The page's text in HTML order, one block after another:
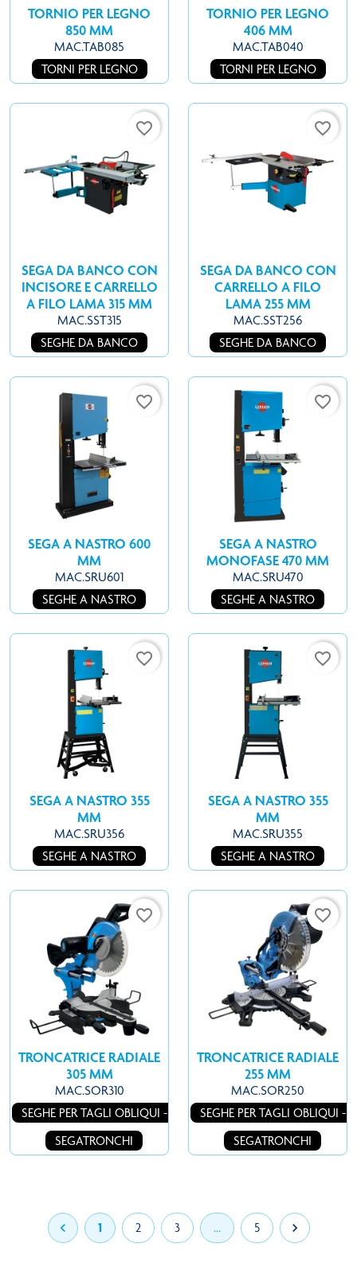
TORNIO PER LEGNO
850 MM
MAC.TAB085
TORNI PER LEGNO
TORNIO PER LEGNO
406 MM
MAC.TAB040
TORNI PER LEGNO
favorite_border
SEGA DA BANCO CON
INCISORE E CARRELLO
A FILO LAMA 315 MM
MAC.SST315
SEGHE DA BANCO
favorite_border
SEGA DA BANCO CON
CARRELLO A FILO
LAMA 255 MM
MAC.SST256
SEGHE DA BANCO
favorite_border
SEGA A NASTRO 600
MM
MAC.SRU601
SEGHE A NASTRO
favorite_border
SEGA A NASTRO
MONOFASE 470 MM
MAC.SRU470
SEGHE A NASTRO
favorite_border
SEGA A NASTRO 355
MM
MAC.SRU356
SEGHE A NASTRO
favorite_border
SEGA A NASTRO 355
MM
MAC.SRU355
SEGHE A NASTRO
favorite_border
TRONCATRICE RADIALE
305 MM
MAC.SOR310
SEGHE PER TAGLI OBLIQUI -
SEGATRONCHI
favorite_border
TRONCATRICE RADIALE
255 MM
MAC.SOR250
SEGHE PER TAGLI OBLIQUI -
SEGATRONCHI
 1 2 3 … 5 